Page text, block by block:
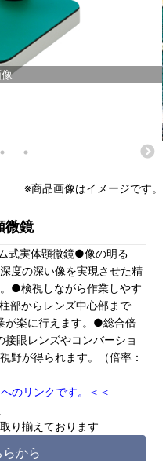
※商品画像はイメージです。
微鏡
式実体顕微鏡●像の明る
度の深い像を実現させた精
●検視しながら作業しやす
部からレンズ中心部まで
が楽に行えます。●総合倍
眼レンズやコンバーショ
野が得られます。（倍率：
のリンクです。＜＜
り揃えております
から